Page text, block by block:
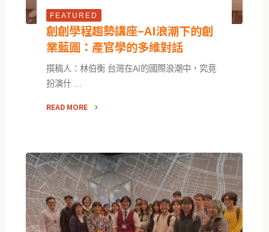
FEATURED
創創學程趨勢講座–AI浪潮下的創
業藍圖：產官學的多維對話
撰稿人：林伯衡 台灣在AI的國際浪潮中，究竟
扮演什 …
READ MORE